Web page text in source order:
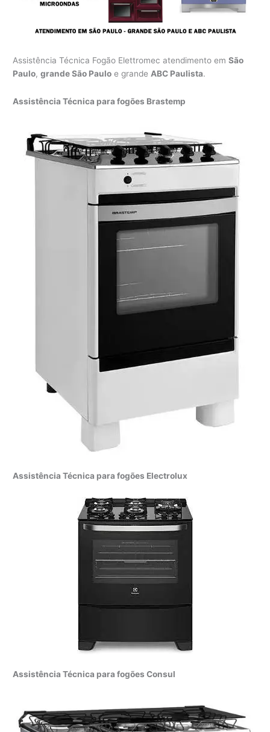
Assistência Técnica Fogão Elettromec atendimento emSão
Paulo,grande São Paulo e grandeABC Paulista.
Assistência Técnica para fogões Brastemp
Assistência Técnica para fogões Electrolux
Assistência Técnica para fogões Consul